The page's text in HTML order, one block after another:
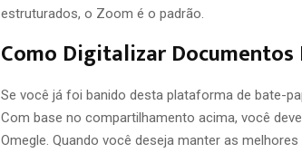
estruturados, o Zoom é o padrão.
Como Digitalizar Documentos
Se você já foi banido desta plataforma de bate-
Com base no compartilhamento acima, você
Omegle. Quando você deseja manter as